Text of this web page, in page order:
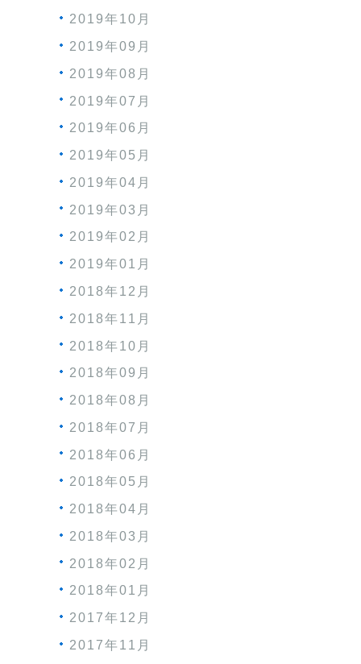
2019年10月
2019年09月
2019年08月
2019年07月
2019年06月
2019年05月
2019年04月
2019年03月
2019年02月
2019年01月
2018年12月
2018年11月
2018年10月
2018年09月
2018年08月
2018年07月
2018年06月
2018年05月
2018年04月
2018年03月
2018年02月
2018年01月
2017年12月
2017年11月